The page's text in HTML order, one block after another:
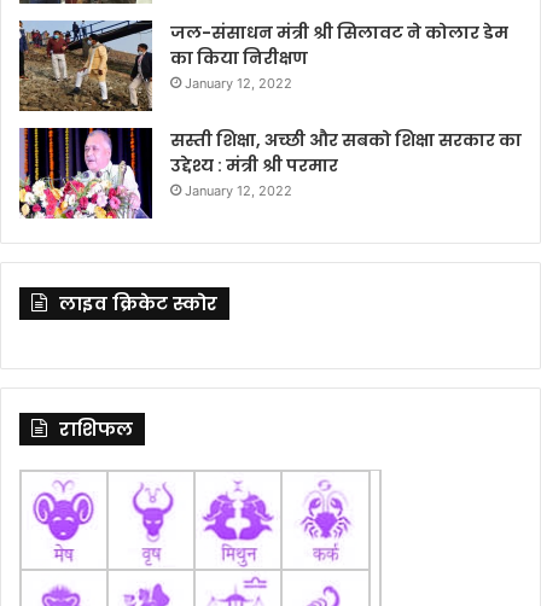
जल-संसाधन मंत्री श्री सिलावट ने कोलार डेम
का किया निरीक्षण
January 12, 2022
सस्ती शिक्षा, अच्छी और सबको शिक्षा सरकार का
उद्देश्य : मंत्री श्री परमार
January 12, 2022
लाइव क्रिकेट स्कोर
राशिफल